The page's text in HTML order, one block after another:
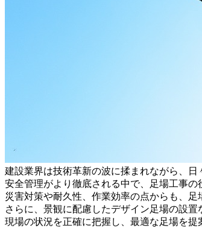
建設業界は技術革新の波に揉まれながら、日
安全管理がより徹底される中で、足場工事の
災害対策や耐久性、作業効率の点からも、
さらに、景観に配慮したデザイン足場の設
現場の状況を正確に把握し、最適な足場を提